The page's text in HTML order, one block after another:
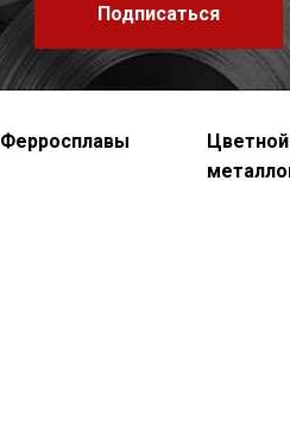
Подписаться
Ферросплавы
Цветной